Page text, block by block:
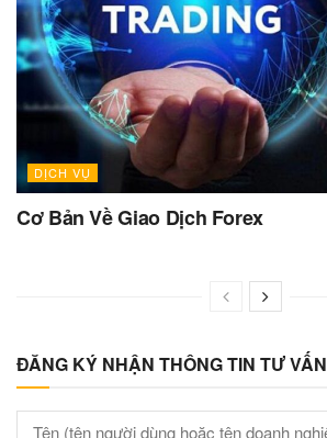
DỊCH VỤ
Cơ Bản Về Giao Dịch Forex
ĐĂNG KÝ NHẬN THÔNG TIN TƯ VẤN